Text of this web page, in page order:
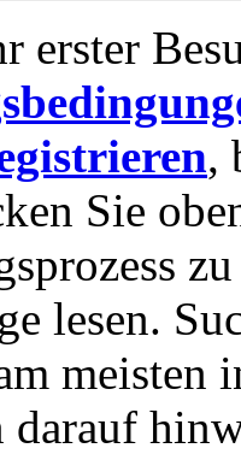
erster
,
Sie
lesen.
meisten